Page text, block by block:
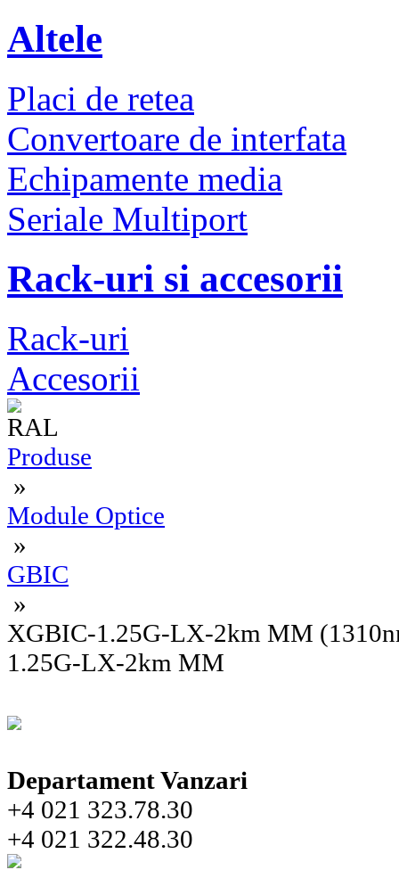
Altele
Placi de retea
Convertoare de interfata
Echipamente media
Seriale Multiport
Rack-uri si accesorii
Rack-uri
Accesorii
Produse
»
Module Optice
»
GBIC
»
XGBIC-1.25G-LX-2km MM
1.25G-LX-2km MM
Departament Vanzari
+4 021 323.78.30
+4 021 322.48.30